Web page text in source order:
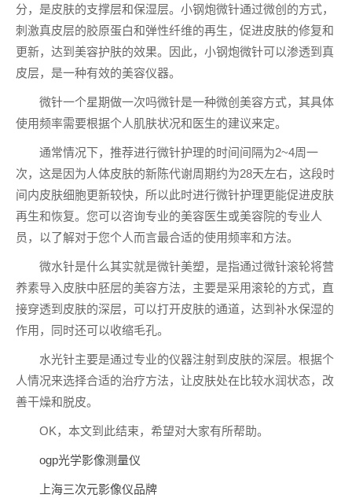
分，是皮肤的支撑层和保湿层。小钢炮微针通过微创的方式，
刺激真皮层的胶原蛋白和弹性纤维的再生，促进皮肤的修复和
更新，达到美容护肤的效果。因此，小钢炮微针可以渗透到真
皮层，是一种有效的美容仪器。
微针一个星期做一次吗微针是一种微创美容方式，其具体
使用频率需要根据个人肌肤状况和医生的建议来定。
通常情况下，推荐进行微针护理的时间间隔为2~4周一
次，这是因为人体皮肤的新陈代谢周期约为28天左右，这段时
间内皮肤细胞更新较快，所以此时进行微针护理更能促进皮肤
再生和恢复。您可以咨询专业的美容医生或美容院的专业人
员，以了解对于您个人而言最合适的使用频率和方法。
微水针是什么其实就是微针美塑，是指通过微针滚轮将营
养素导入皮肤中胚层的美容方法，主要是采用滚轮的方式，直
接穿透到皮肤的深层，可以打开皮肤的通道，达到补水保湿的
作用，同时还可以收缩毛孔。
水光针主要是通过专业的仪器注射到皮肤的深层。根据个
人情况来选择合适的治疗方法，让皮肤处在比较水润状态，改
善干燥和脱皮。
OK，本文到此结束，希望对大家有所帮助。
ogp光学影像测量仪
上海三次元影像仪品牌